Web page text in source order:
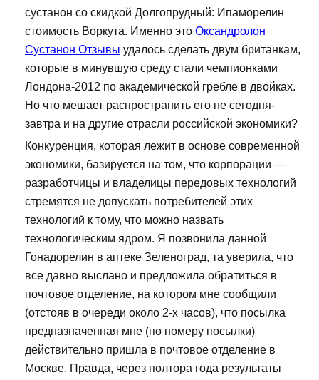
сустанон со скидкой Долгопрудный: Ипаморелин
стоимость Воркута. Именно это Оксандролон
Сустанон Отзывы удалось сделать двум британкам,
которые в минувшую среду стали чемпионками
Лондона-2012 по академической гребле в двойках.
Но что мешает распространить его не сегодня-
завтра и на другие отрасли российской экономики?
Конкуренция, которая лежит в основе современной
экономики, базируется на том, что корпорации —
разработчицы и владелицы передовых технологий
стремятся не допускать потребителей этих
технологий к тому, что можно назвать
технологическим ядром. Я позвонила данной
Гонадорелин в аптеке Зеленоград, та уверила, что
все давно выслано и предложила обратиться в
почтовое отделение, на котором мне сообщили
(отстояв в очереди около 2-х часов), что посылка
предназначенная мне (по номеру посылки)
действительно пришла в почтовое отделение в
Москве. Правда, через полтора года результаты